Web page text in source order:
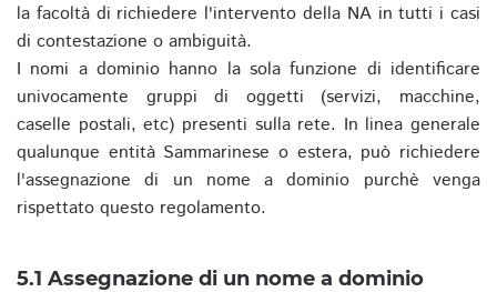
la facoltà di richiedere l'intervento della NA in tutti i casi
di contestazione o ambiguità.
I nomi a dominio hanno la sola funzione di identificare
univocamente gruppi di oggetti (servizi, macchine,
caselle postali, etc) presenti sulla rete. In linea generale
qualunque entità Sammarinese o estera, può richiedere
l'assegnazione di un nome a dominio purchè venga
rispettato questo regolamento.
5.1 Assegnazione di un nome a dominio